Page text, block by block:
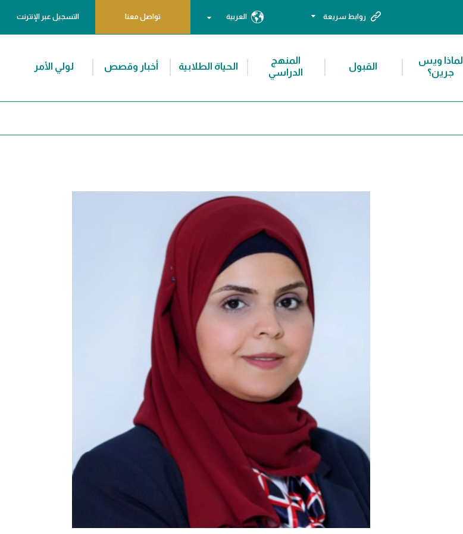
روابط سريعة العربية تواصل معنا التسجيل عبر الإنترنت
لماذا ويس
جرين؟
القبول
المنهج
الدراسي
الحياة الطلابية أخبار وقصص لولي الأمر